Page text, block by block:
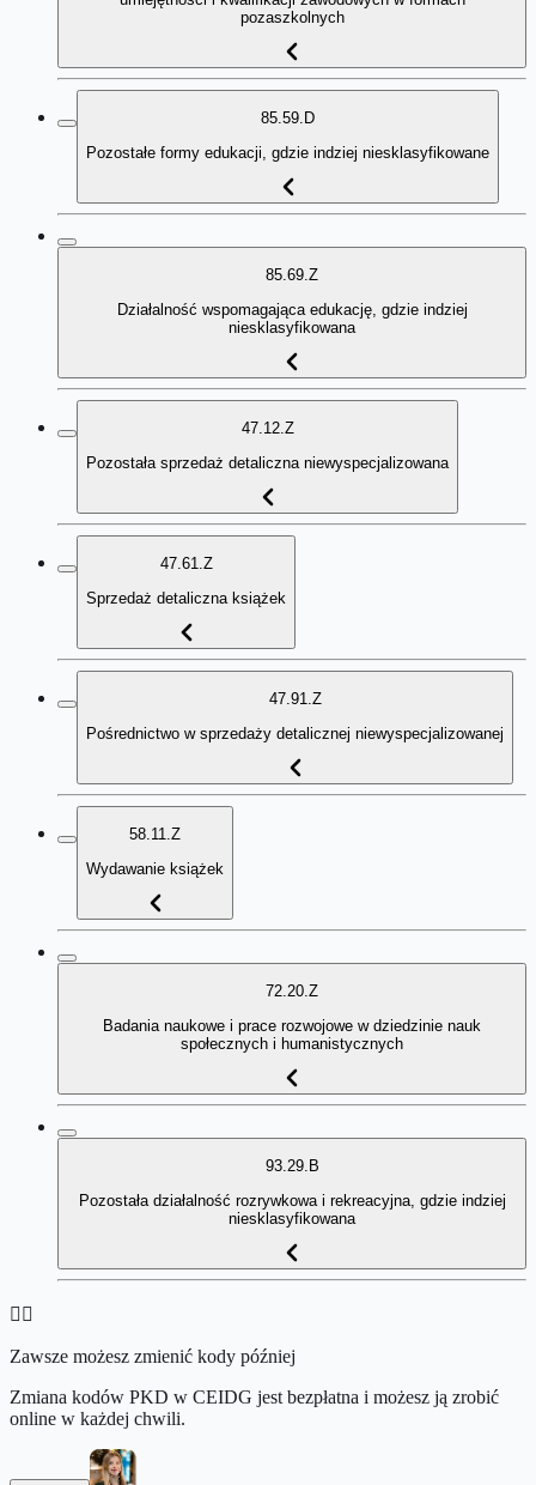
pozaszkolnych
85.59.D
Pozostałe formy edukacji, gdzie indziej niesklasyfikowane
85.69.Z
Działalność wspomagająca edukację, gdzie indziej
niesklasyfikowana
47.12.Z
Pozostała sprzedaż detaliczna niewyspecjalizowana
47.61.Z
Sprzedaż detaliczna książek
47.91.Z
Pośrednictwo w sprzedaży detalicznej niewyspecjalizowanej
58.11.Z
Wydawanie książek
72.20.Z
Badania naukowe i prace rozwojowe w dziedzinie nauk
społecznych i humanistycznych
93.29.B
Pozostała działalność rozrywkowa i rekreacyjna, gdzie indziej
niesklasyfikowana
👉🏻
Zawsze możesz zmienić kody później
Zmiana kodów PKD w CEIDG jest bezpłatna i możesz ją zrobić
online w każdej chwili.